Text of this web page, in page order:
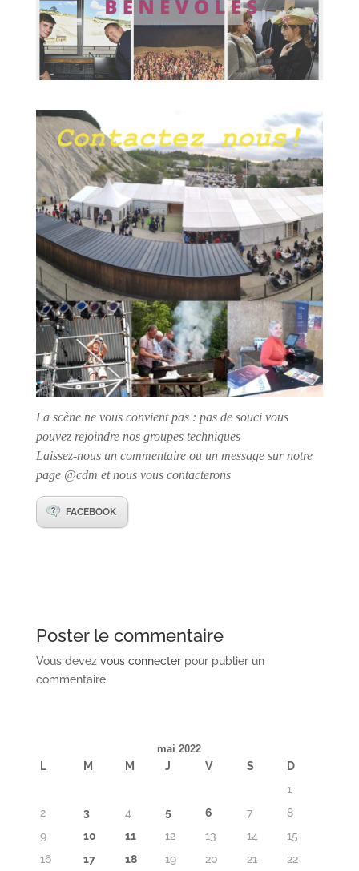
La scène ne vous convient pas : pas de souci vous
pouvez rejoindre nos groupes techniques
Laissez-nous un commentaire ou un message sur notre
page @cdm et nous vous contacterons
FACEBOOK
Poster le commentaire
Vous devez vous connecterpour publier un
commentaire.
mai 2022
L M M J V S
D
1
2
3 4 5 6 7
8
9
10 11 12 13 14
15
16
17 18 19 20 21 22